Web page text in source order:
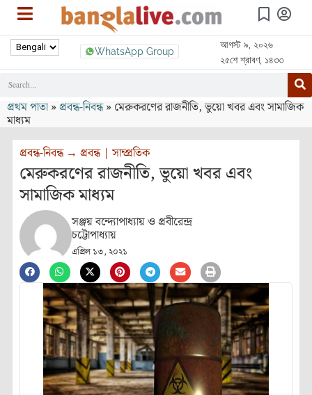
WhatsApp Group
আগস্ট ৯, ২০২৬
২৫শে শ্রাবণ, ১৪৩৩
প্রথম পাতা »প্রবন্ধ-নিবন্ধ» মেরুকরণের রাজনীতি, ভুয়ো খবর এবং সামাজিক
মাধ্যম
প্রবন্ধ-নিবন্ধ→ প্রবন্ধ|সাম্প্রতিক
মেরুকরণের রাজনীতি, ভুয়ো খবর এবং
সামাজিক মাধ্যম
সঞ্জয় বন্দ্যোপাধ্যায় ও প্রবীরেন্দ্র
চট্টোপাধ্যায়
এপ্রিল ১৩, ২০২১